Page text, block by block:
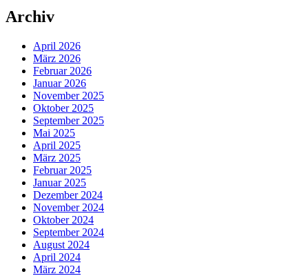
Archiv
April 2026
März 2026
Februar 2026
Januar 2026
November 2025
Oktober 2025
September 2025
Mai 2025
April 2025
März 2025
Februar 2025
Januar 2025
Dezember 2024
November 2024
Oktober 2024
September 2024
August 2024
April 2024
März 2024